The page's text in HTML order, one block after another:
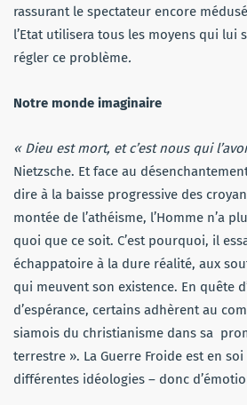
rassurant le spectateur encore
l’Etat utilisera tous les moyens qui lui
régler ce problème.
Notre monde imaginaire
« Dieu est mort, et c’est nous qui
Nietzsche. Et face au
dire à la baisse progressive des
montée de l’athéisme, l’Homme n’a
quoi que ce soit. C’est pourquoi, il
échappatoire à la dure réalité, aux
qui meuvent son existence. En quête
d’espérance, certains adhèrent au
siamois du christianisme dans sa
terrestre ». La Guerre Froide est en
différentes idéologies – donc